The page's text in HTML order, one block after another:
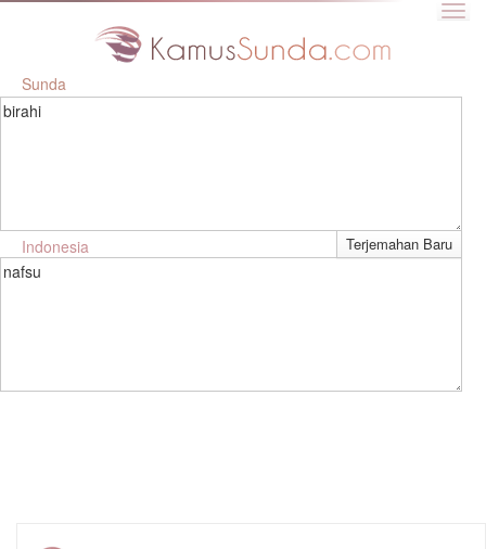
Sunda
birahi
Indonesia
nafsu